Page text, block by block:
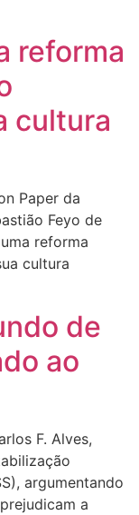
reforma
cultura
Paper da
Feyo de
reforma
cultura
de
ao
F. Alves,
argumentando
a